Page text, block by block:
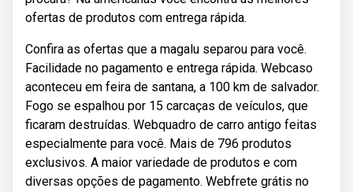
ofertas de produtos com entrega rápida.
Confira as ofertas que a magalu separou para você.
Facilidade no pagamento e entrega rápida. Webcaso
aconteceu em feira de santana, a 100 km de salvador.
Fogo se espalhou por 15 carcaças de veículos, que
ficaram destruídas. Webquadro de carro antigo feitas
especialmente para você. Mais de 796 produtos
exclusivos. A maior variedade de produtos e com
diversas opções de pagamento. Webfrete grátis no